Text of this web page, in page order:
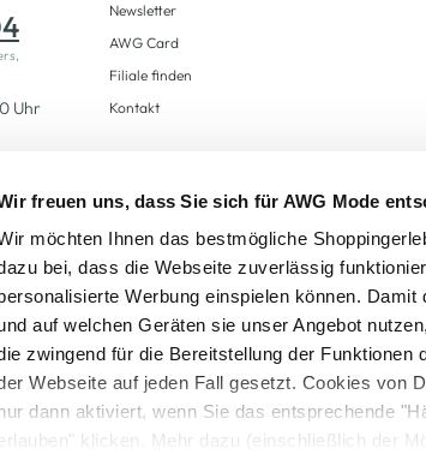
freuen uns, dass Sie sich für AWG Mode
möchten Ihnen das bestmögliche
bei, dass die Webseite zuverlässig
Werbung einspielen können.
auf welchen Geräten sie unser Angebot
zwingend für die Bereitstellung der Funktionen
Webseite auf jeden Fall gesetzt. Cookies von
dann aktiviert, wenn Sie das entsprechende
erlauben" klicken. Mehr dazu (einschließlich der
Uhr
Newsletter
AWG Card
Filiale finden
Kontakt
Alle Preise inkl. gesetzl. Mehrwertsteuer zzgl.